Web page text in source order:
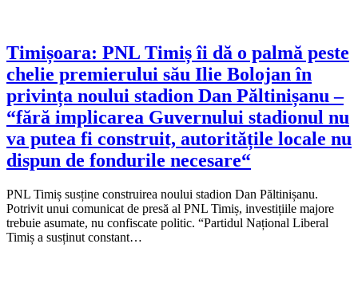
Timișoara: PNL Timiș îi dă o palmă peste
chelie premierului său Ilie Bolojan în
privința noului stadion Dan Păltinișanu –
“fără implicarea Guvernului stadionul nu
va putea fi construit, autoritățile locale nu
dispun de fondurile necesare“
PNL Timiș susține construirea noului stadion Dan Păltinișanu.
Potrivit unui comunicat de presă al PNL Timiș, investițiile majore
trebuie asumate, nu confiscate politic. “Partidul Național Liberal
Timiș a susținut constant…